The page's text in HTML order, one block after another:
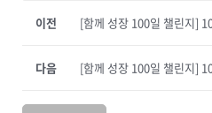
이전 [함께 성장 100일 챌린지]
[함께 성장 100일 챌린지]
다음